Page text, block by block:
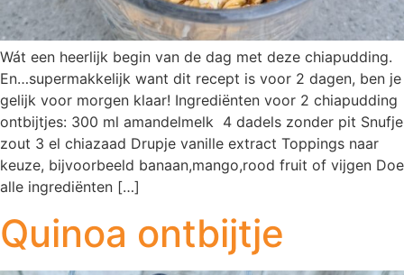
Wát een heerlijk begin van de dag met deze chiapudding.
En…supermakkelijk want dit recept is voor 2 dagen, ben je
gelijk voor morgen klaar! Ingrediënten voor 2 chiapudding
ontbijtjes: 300 ml amandelmelk 4 dadels zonder pit Snufje
zout 3 el chiazaad Drupje vanille extract Toppings naar
keuze, bijvoorbeeld banaan,mango,rood fruit of vijgen Doe
alle ingrediënten […]
Quinoa ontbijtje